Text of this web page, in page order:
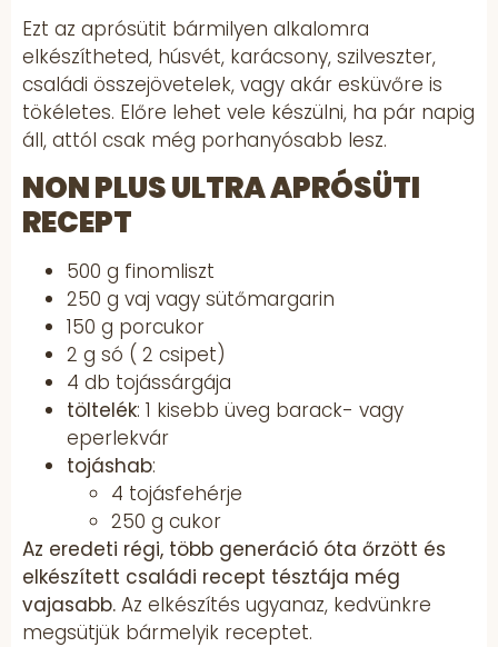
Ezt az aprósütit bármilyen alkalomra
elkészítheted, húsvét, karácsony, szilveszter,
családi összejövetelek, vagy akár esküvőre is
tökéletes. Előre lehet vele készülni, ha pár napig
áll, attól csak még porhanyósabb lesz.
NON PLUS ULTRA APRÓSÜTI
RECEPT
500 g finomliszt
250 g vaj vagy sütőmargarin
150 g porcukor
2 g só ( 2 csipet)
4 db tojássárgája
töltelék: 1 kisebb üveg barack- vagy
eperlekvár
tojáshab:
4 tojásfehérje
250 g cukor
Az eredeti régi, több generáció óta őrzött és
elkészített családi recept tésztája még
vajasabb. Az elkészítés ugyanaz, kedvünkre
megsütjük bármelyik receptet.